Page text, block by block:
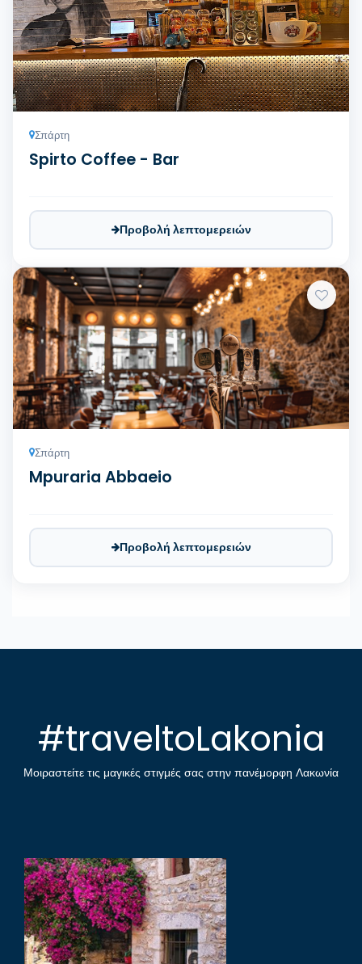
Σπάρτη
Spirto Coffee - Bar
Προβολή λεπτομερειών
Σπάρτη
Mpuraria Abbaeio
Προβολή λεπτομερειών
#traveltoLakonia
Μοιραστείτε τις μαγικές στιγμές σας στην πανέμορφη Λακωνία